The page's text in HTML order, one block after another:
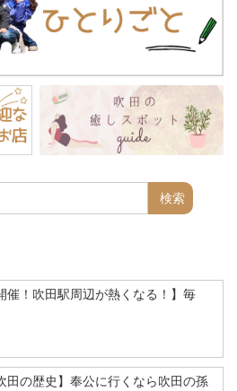
催！吹田駅周辺が熱くなる！】毎
田の歴史】奉公に行くなら吹田の孫